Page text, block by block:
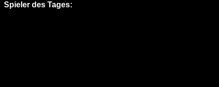
Spieler des Tages: